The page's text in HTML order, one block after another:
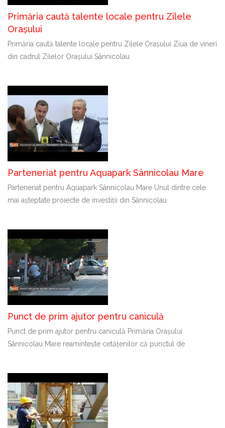
Primăria caută talente locale pentru Zilele
Orașului
Primăria caută talente locale pentru Zilele Orașului Ziua de vineri
din cadrul Zilelor Orașului Sânnicolau
Parteneriat pentru Aquapark Sânnicolau Mare
Parteneriat pentru Aquapark Sânnicolau Mare Unul dintre cele
mai așteptate proiecte de investiții din Sânnicolau
Punct de prim ajutor pentru caniculă
Punct de prim ajutor pentru caniculă Primăria Orașului
Sânnicolau Mare reamintește cetățenilor că punctul de